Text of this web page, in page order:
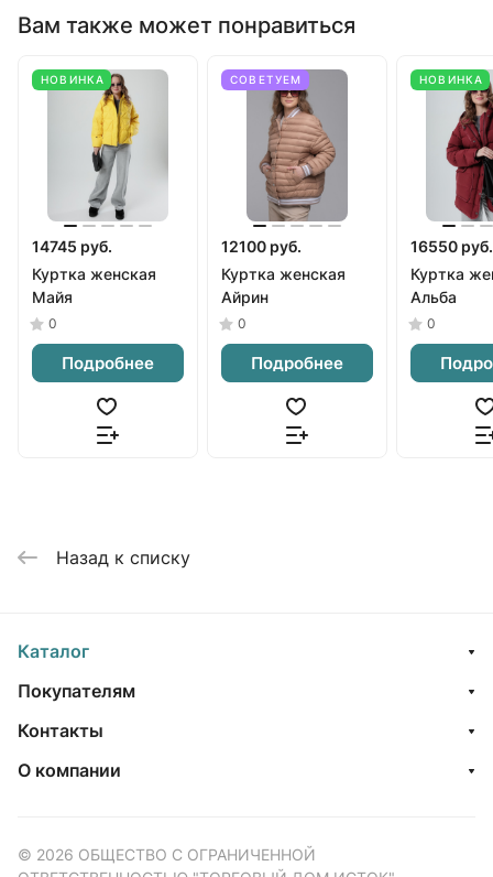
Вам также может понравиться
НОВИНКА
14745 руб.
Куртка женская
Майя
0
Подробнее
СОВЕТУЕМ
12100 руб.
Куртка женская
Айрин
0
Подробнее
НОВИНКА
16550 руб.
Куртка
Альба
0
Назад к списку
Каталог
Покупателям
Контакты
О компании
© 2026 ОБЩЕСТВО С ОГРАНИЧЕННОЙ